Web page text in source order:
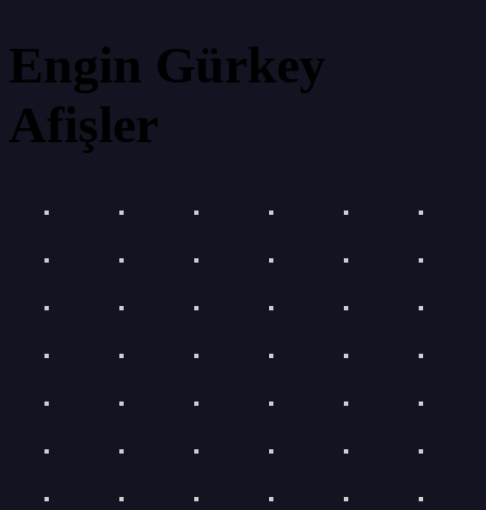
Engin Gürkey
Afişler